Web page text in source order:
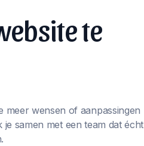
te
meer wensen of aanpassingen
je samen met een team dat écht